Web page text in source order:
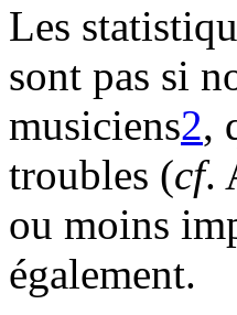
Les
sont pas si
musiciens2,
troubles (cf.
ou moins
également.